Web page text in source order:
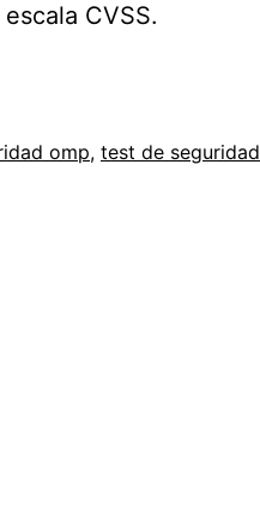
CVSS.
omp, test de seguridad